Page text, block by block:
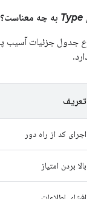
Type به چه معناست؟
جدول جزئیات آسیب
تعریف
اجرای کد از راه دور
بالا بردن امتیاز